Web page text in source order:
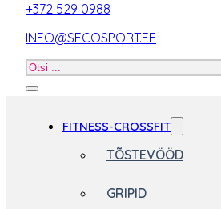
+372 529 0988
INFO@SECOSPORT.EE
Otsi
FITNESS-CROSSFIT
TÕSTEVÖÖD
GRIPID